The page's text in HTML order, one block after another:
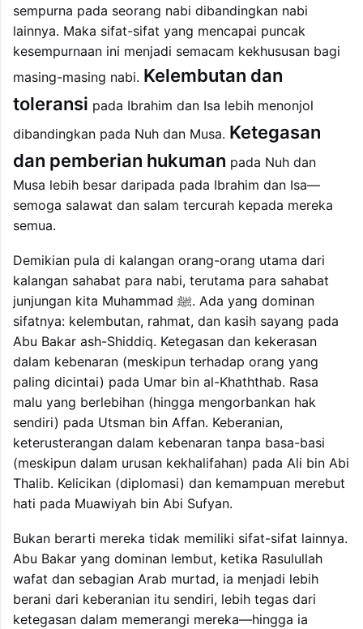
sempurna pada seorang nabi dibandingkan nabi
lainnya. Maka sifat-sifat yang mencapai puncak
kesempurnaan ini menjadi semacam kekhususan bagi
masing-masing nabi. Kelembutan dan
toleransi pada Ibrahim dan Isa lebih menonjol
dibandingkan pada Nuh dan Musa. Ketegasan
dan pemberian hukuman pada Nuh dan
Musa lebih besar daripada pada Ibrahim dan Isa—
semoga salawat dan salam tercurah kepada mereka
semua.
Demikian pula di kalangan orang-orang utama dari
kalangan sahabat para nabi, terutama para sahabat
junjungan kita Muhammad ﷺ. Ada yang dominan
sifatnya: kelembutan, rahmat, dan kasih sayang pada
Abu Bakar ash-Shiddiq. Ketegasan dan kekerasan
dalam kebenaran (meskipun terhadap orang yang
paling dicintai) pada Umar bin al-Khaththab. Rasa
malu yang berlebihan (hingga mengorbankan hak
sendiri) pada Utsman bin Affan. Keberanian,
keterusterangan dalam kebenaran tanpa basa-basi
(meskipun dalam urusan kekhalifahan) pada Ali bin Abi
Thalib. Kelicikan (diplomasi) dan kemampuan merebut
hati pada Muawiyah bin Abi Sufyan.
Bukan berarti mereka tidak memiliki sifat-sifat lainnya.
Abu Bakar yang dominan lembut, ketika Rasulullah
wafat dan sebagian Arab murtad, ia menjadi lebih
berani dari keberanian itu sendiri, lebih tegas dari
ketegasan dalam memerangi mereka—hingga ia